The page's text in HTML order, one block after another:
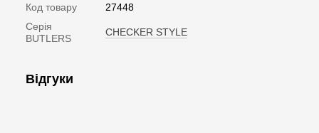
Код товару
27448
Серія
BUTLERS
CHECKER STYLE
Відгуки